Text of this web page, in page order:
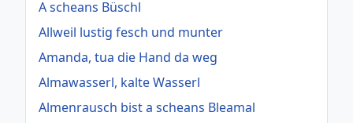
A scheans Büschl
Allweil lustig fesch und munter
Amanda, tua die Hand da weg
Almawasserl, kalte Wasserl
Almenrausch bist a scheans Bleamal